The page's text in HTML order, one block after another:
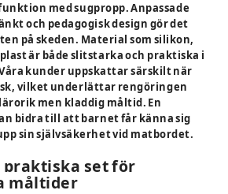
med sugpropp. Anpassade
och pedagogisk design gör det
på skeden. Material som silikon,
är både slitstarka och praktiska i
kunder uppskattar särskilt när
vilket underlättar rengöringen
men kladdig måltid. En
bidra till att barnet får känna sig
sin självsäkerhet vid matbordet.
praktiska set för
måltider